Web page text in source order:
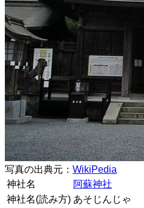
写真の出典元： WikiPedia
神社名
阿蘇神社
神社名(読み方) あそじんじゃ